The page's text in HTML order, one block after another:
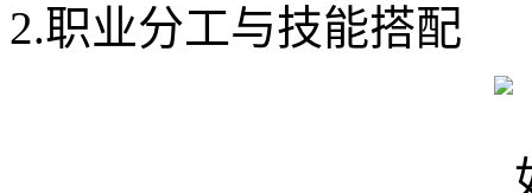
2.职业分工与技能搭配